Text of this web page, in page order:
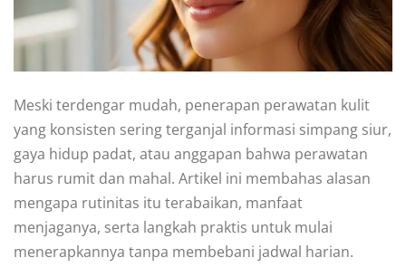
Meski terdengar mudah, penerapan perawatan kulit
yang konsisten sering terganjal informasi simpang siur,
gaya hidup padat, atau anggapan bahwa perawatan
harus rumit dan mahal. Artikel ini membahas alasan
mengapa rutinitas itu terabaikan, manfaat
menjaganya, serta langkah praktis untuk mulai
menerapkannya tanpa membebani jadwal harian.